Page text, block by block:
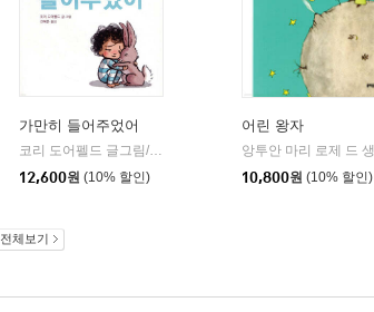
김영사
가만히 들어주었어
코리 도어펠드 글그림/신혜은 역
북뱅크
12,600원 (10% 할인)
어린 왕자
10,800원 (10% 할인)
전체보기